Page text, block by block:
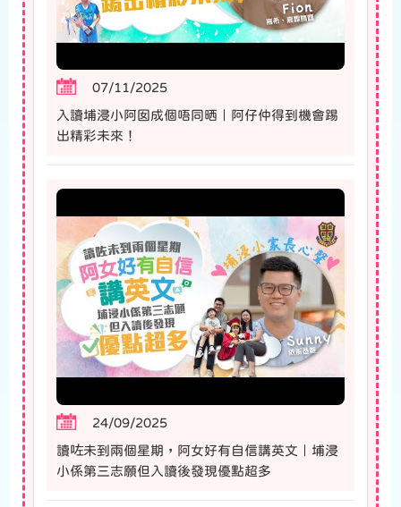
07/11/2025
入讀埔浸小阿囡成個唔同晒｜阿仔仲得到機會踢
出精彩未來！
24/09/2025
讀咗未到兩個星期，阿女好有自信講英文｜埔浸
小係第三志願但入讀後發現優點超多